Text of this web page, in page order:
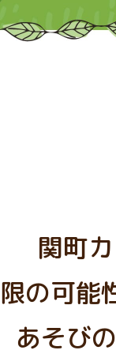
関町
限の可能
あそび